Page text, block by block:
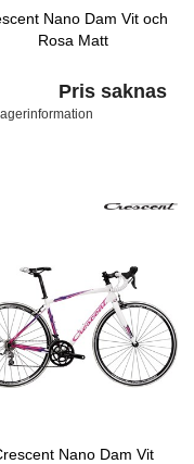
Nano Dam Vit och
Rosa Matt
Pris saknas
Nano Dam Vit